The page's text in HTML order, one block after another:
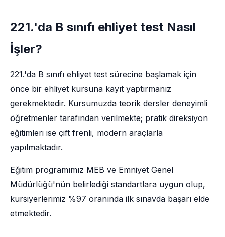
221.'da B sınıfı ehliyet test Nasıl
İşler?
221.'da B sınıfı ehliyet test sürecine başlamak için
önce bir ehliyet kursuna kayıt yaptırmanız
gerekmektedir. Kursumuzda teorik dersler deneyimli
öğretmenler tarafından verilmekte; pratik direksiyon
eğitimleri ise çift frenli, modern araçlarla
yapılmaktadır.
Eğitim programımız MEB ve Emniyet Genel
Müdürlüğü'nün belirlediği standartlara uygun olup,
kursiyerlerimiz %97 oranında ilk sınavda başarı elde
etmektedir.